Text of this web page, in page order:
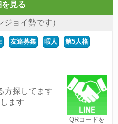
を見る
ョイ勢です）
友達募集 暇人 第5人格
QRコードを
方探してます
ます